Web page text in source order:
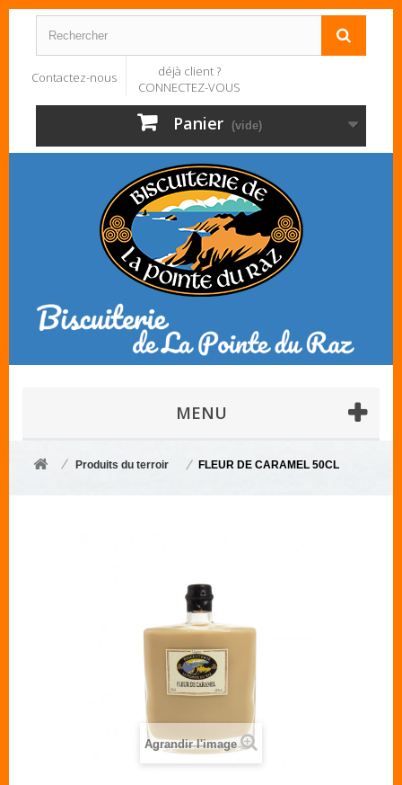
Contactez-nous
déjà client ?
CONNECTEZ-VOUS
Panier (vide)
MENU
Produits du terroir FLEUR DE CARAMEL 50CL
Agrandir l'image